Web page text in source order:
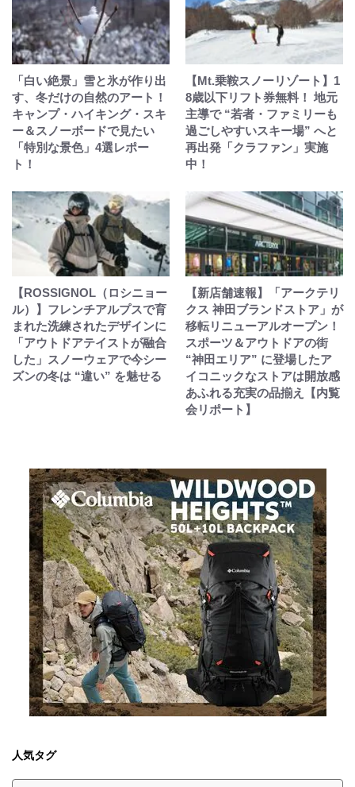
「白い絶景」雪と氷が作り出
す、冬だけの自然のアート！
キャンプ・ハイキング・スキ
ー＆スノーボードで見たい
「特別な景色」4選レポー
ト！
【Mt.乗鞍スノーリゾート】1
8歳以下リフト券無料！ 地元
主導で “若者・ファミリーも
過ごしやすいスキー場” へと
再出発「クラファン」実施
中！
【ROSSIGNOL（ロシニョー
ル）】フレンチアルプスで育
まれた洗練されたデザインに
「アウトドアテイストが融合
した」スノーウェアで今シー
ズンの冬は “違い” を魅せる
【新店舗速報】「アークテリ
クス 神田ブランドストア」が
移転リニューアルオープン！
スポーツ＆アウトドアの街
“神田エリア” に登場したア
イコニックなストアは開放感
あふれる充実の品揃え【内覧
会リポート】
人気タグ